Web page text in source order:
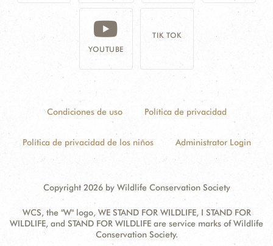
YOUTUBE
TIK TOK
Condiciones de uso Política de privacidad
Política de privacidad de los niños Administrator Login
Copyright 2026 by Wildlife Conservation Society
WCS, the "W" logo, WE STAND FOR WILDLIFE, I STAND FOR
WILDLIFE, and STAND FOR WILDLIFE are service marks of Wildlife
Conservation Society.